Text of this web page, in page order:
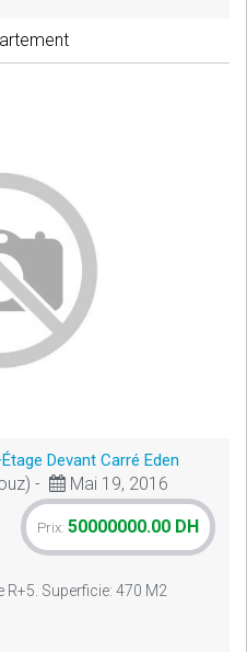
Devant Carré Eden
- Mai 19, 2016
Prix: 50000000.00 DH
R+5. Superficie: 470 M2